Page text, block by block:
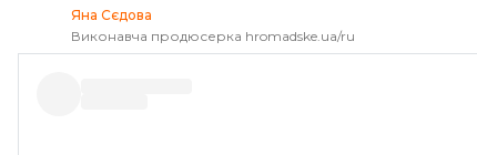
Яна Сєдова
Виконавча продюсерка hromadske.ua/ru